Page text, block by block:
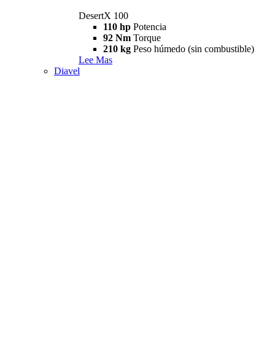
DesertX 100
110 hp Potencia
92 Nm Torque
210 kg Peso húmedo (sin combustible)
Lee Mas
Diavel